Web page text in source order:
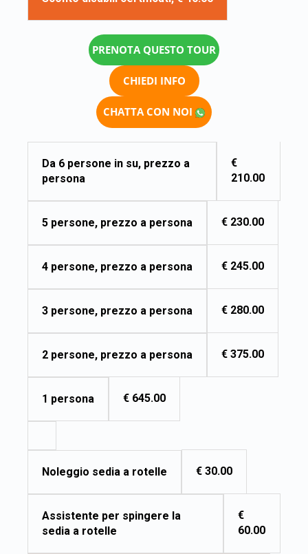
PRENOTA QUESTO TOUR
CHIEDI INFO
CHATTA CON NOI
Da 6 persone in su, prezzo a
persona
€
210.00
5 persone, prezzo a persona € 230.00
4 persone, prezzo a persona € 245.00
3 persone, prezzo a persona € 280.00
2 persone, prezzo a persona € 375.00
1 persona € 645.00
Noleggio sedia a rotelle € 30.00
Assistente per spingere la
sedia a rotelle
€
60.00